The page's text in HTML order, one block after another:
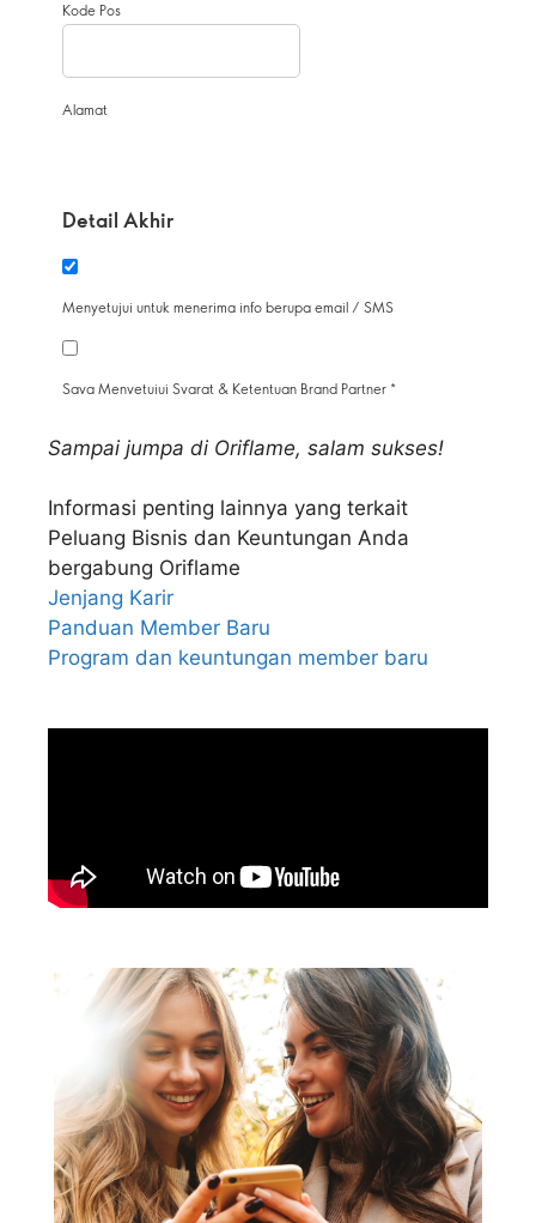
Sampai jumpa di Oriflame, salam sukses!
Informasi penting lainnya yang terkait
Peluang Bisnis dan Keuntungan Anda
bergabung Oriflame
Jenjang Karir
Panduan Member Baru
Program dan keuntungan member baru